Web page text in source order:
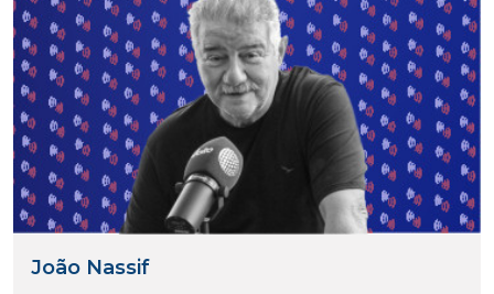
João Nassif